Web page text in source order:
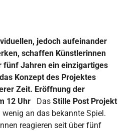
jedoch aufeinander
schaffen Künstlerinnen
fünf Jahren ein einzigartiges
Konzept des Projektes
Zeit. Eröffnung der
12 Uhr Das Stille Post Projekt
an das bekannte Spiel.
reagieren seit über fünf